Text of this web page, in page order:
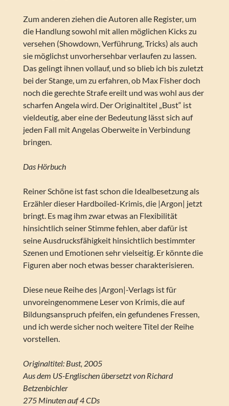
Zum anderen ziehen die Autoren alle Register, um
die Handlung sowohl mit allen möglichen Kicks zu
versehen (Showdown, Verführung, Tricks) als auch
sie möglichst unvorhersehbar verlaufen zu lassen.
Das gelingt ihnen vollauf, und so blieb ich bis zuletzt
bei der Stange, um zu erfahren, ob Max Fisher doch
noch die gerechte Strafe ereilt und was wohl aus der
scharfen Angela wird. Der Originaltitel „Bust“ ist
vieldeutig, aber eine der Bedeutung lässt sich auf
jeden Fall mit Angelas Oberweite in Verbindung
bringen.
Das Hörbuch
Reiner Schöne ist fast schon die Idealbesetzung als
Erzähler dieser Hardboiled-Krimis, die |Argon| jetzt
bringt. Es mag ihm zwar etwas an Flexibilität
hinsichtlich seiner Stimme fehlen, aber dafür ist
seine Ausdrucksfähigkeit hinsichtlich bestimmter
Szenen und Emotionen sehr vielseitig. Er könnte die
Figuren aber noch etwas besser charakterisieren.
Diese neue Reihe des |Argon|-Verlags ist für
unvoreingenommene Leser von Krimis, die auf
Bildungsanspruch pfeifen, ein gefundenes Fressen,
und ich werde sicher noch weitere Titel der Reihe
vorstellen.
Originaltitel: Bust, 2005
Aus dem US-Englischen übersetzt von Richard
Betzenbichler
275 Minuten auf 4 CDs